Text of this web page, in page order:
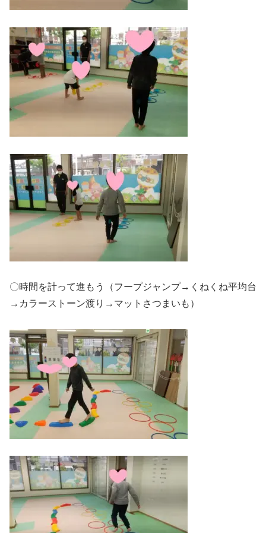
〇時間を計って進もう（フープジャンプ→くねくね平均台
→カラーストーン渡り→マットさつまいも）